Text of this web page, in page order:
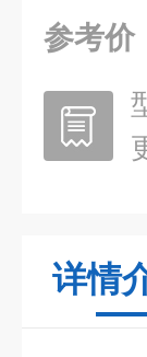
参考价
详情